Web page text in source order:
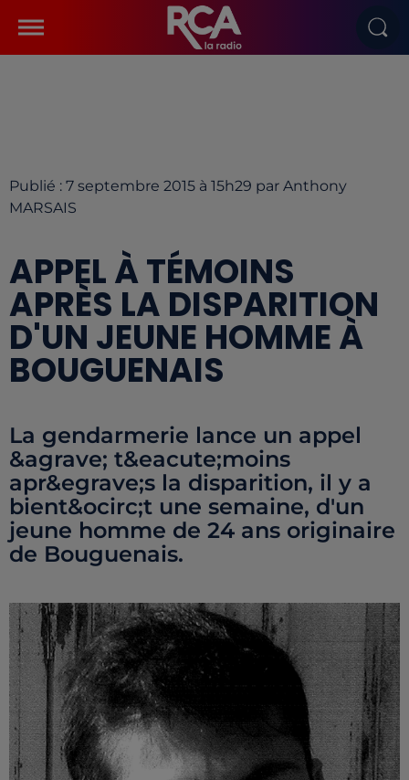
Publié : 7 septembre 2015 à 15h29 par Anthony
MARSAIS
APPEL À TÉMOINS
APRÈS LA DISPARITION
D'UN JEUNE HOMME À
BOUGUENAIS
La gendarmerie lance un appel
&agrave; t&eacute;moins
apr&egrave;s la disparition, il y a
bient&ocirc;t une semaine, d'un
jeune homme de 24 ans originaire
de Bouguenais.